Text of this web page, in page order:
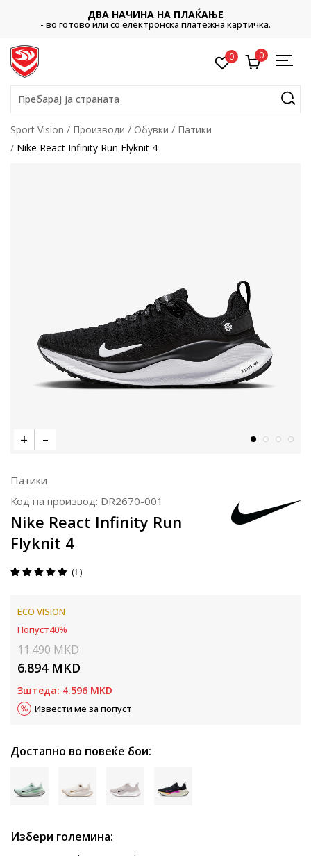
ДВА НАЧИНА НА ПЛАЌАЊЕ
или со електронска платежна картичка.
0 0
Пребарај ја страната
Sport Vision Производи Обувки
Патики
Nike React Infinity Run Flyknit 4
Патики
Код на производ: DR2670-001
Nike React Infinity Run
Flyknit 4
1
ECO VISION
Попуст40%
11.490MKD
6.894 MKD
Зштеда: 4.596 MKD
Извести ме за попуст
Достапно во повеќе бои:
Избери големина: